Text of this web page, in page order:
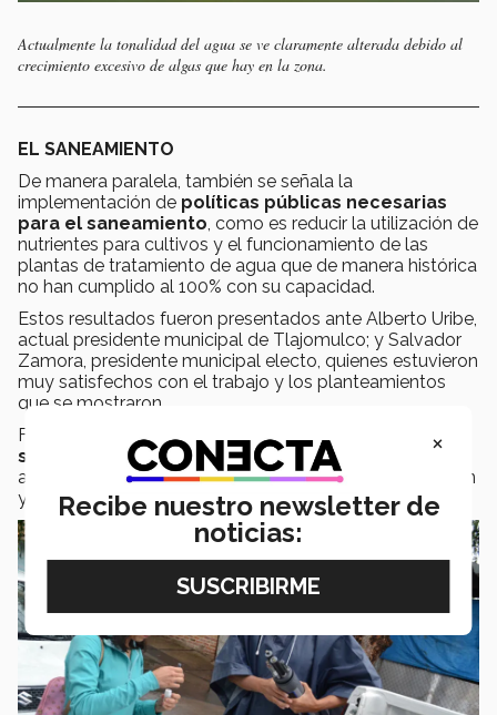
Actualmente la tonalidad del agua se ve claramente alterada debido al
crecimiento excesivo de algas que hay en la zona.
EL SANEAMIENTO
De manera paralela, también se señala la
implementación de políticas públicas necesarias
para el saneamiento, como es reducir la utilización de
nutrientes para cultivos y el funcionamiento de las
plantas de tratamiento de agua que de manera histórica
no han cumplido al 100% con su capacidad.
Estos resultados fueron presentados ante Alberto Uribe,
actual presidente municipal de Tlajomulco; y Salvador
Zamora, presidente municipal electo, quienes estuvieron
muy satisfechos con el trabajo y los planteamientos
que se mostraron.
Finalmente, la tercera fase plantea una
evaluación-
seguimientoa estos ejercicios en un lapso de 5 a 10
años, para conocer los resultados de la implementación
y de ser necesario ajustar las acciones.
×
Recibe nuestro newsletter de
noticias: